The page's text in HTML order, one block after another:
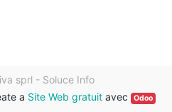
sprl - Soluce Info
a Site Web gratuitavec Odoo